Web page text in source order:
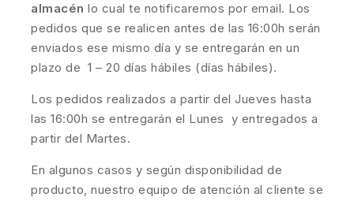
almacén lo cual te notificaremos por email. Los
pedidos que se realicen antes de las 16:00h serán
enviados ese mismo día y se entregarán en un
plazo de 1 – 20 días hábiles (días hábiles).
Los pedidos realizados a partir del Jueves hasta
las 16:00h se entregarán el Lunes y entregados a
partir del Martes.
En algunos casos y según disponibilidad de
producto, nuestro equipo de atención al cliente se